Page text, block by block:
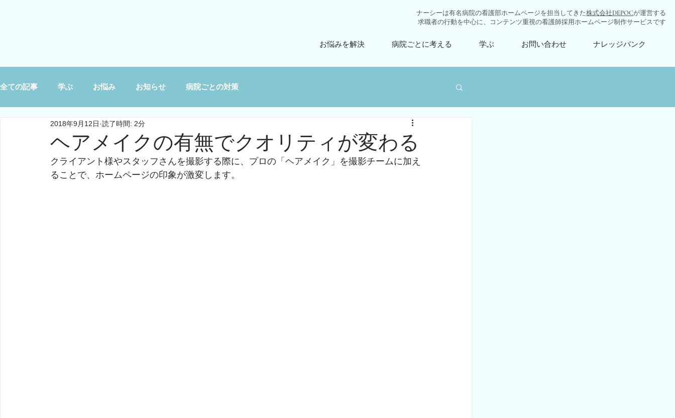
ナーシーは有名病院の看護部ホームページを担当してきた株式会社DEPOCが運営する
求職者の行動を中心に、コンテンツ重視の看護師採用ホームページ制作サービスです
お悩みを解決 病院ごとに考える 学ぶ お問い合わせ ナレッジバンク
全ての記事 学ぶ お悩み お知らせ 病院ごとの対策
ヘアメイクの有無でクオリティが変わる
2018年9月12日 読了時間: 2分
クライアント様やスタッフさんを撮影する際に、プロの「ヘアメイク」を撮影チームに加え
ることで、ホームページの印象が激変します。